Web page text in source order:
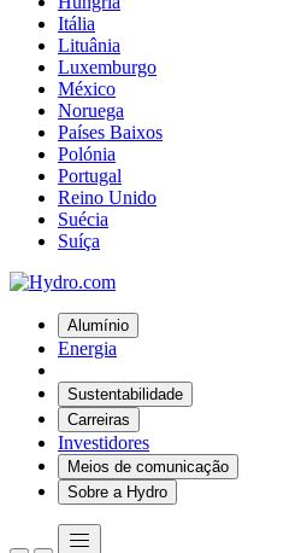
Itália
Lituânia
Luxemburgo
México
Noruega
Países Baixos
Polónia
Portugal
Reino Unido
Suécia
Suíça
Alumínio
Energia
Sustentabilidade
Carreiras
Investidores
Meios de comunicação
Sobre a Hydro